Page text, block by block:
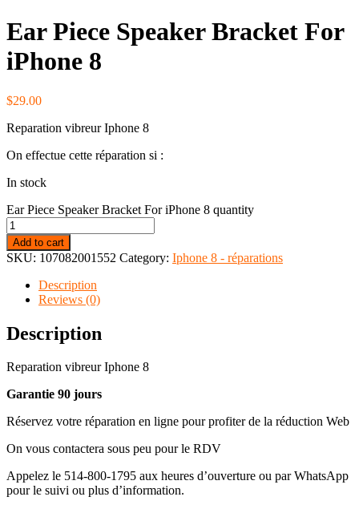
Ear Piece Speaker Bracket For
iPhone 8
$29.00
Reparation vibreur Iphone 8
On effectue cette réparation si :
In stock
Ear Piece Speaker Bracket For iPhone 8 quantity
Add to cart
SKU: 107082001552 Category: Iphone 8 - réparations
Description
Reviews (0)
Description
Reparation vibreur Iphone 8
Garantie 90 jours
Réservez votre réparation en ligne pour profiter de la réduction Web
On vous contactera sous peu pour le RDV
Appelez le 514-800-1795 aux heures d’ouverture ou par WhatsApp
pour le suivi ou plus d’information.